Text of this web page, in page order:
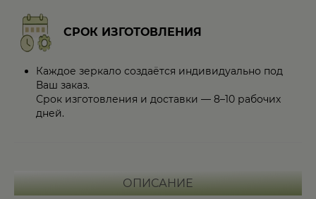
СРОК ИЗГОТОВЛЕНИЯ
Каждое зеркало создаётся индивидуально под
Ваш заказ.
Срок изготовления и доставки — 8–10 рабочих
дней.
ОПИСАНИЕ